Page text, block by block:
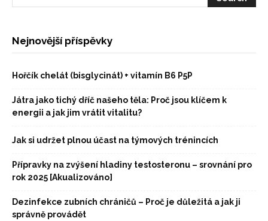
Nejnovější příspěvky
Hořčík chelát (bisglycinát) + vitamín B6 P5P
Játra jako tichý dříč našeho těla: Proč jsou klíčem k
energii a jak jim vrátit vitalitu?
Jak si udržet plnou účast na týmových trénincích
Přípravky na zvýšení hladiny testosteronu – srovnání pro
rok 2025 [Akualizováno]
Dezinfekce zubních chráničů – Proč je důležitá a jak ji
správně provádět